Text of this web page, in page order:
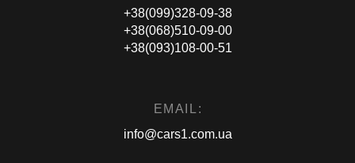
+38(099)328-09-38
+38(068)510-09-00
+38(093)108-00-51
EMAIL:
info@cars1.com.ua